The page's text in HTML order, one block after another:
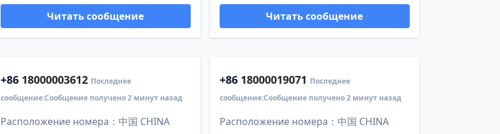
Читать сообщение
Читать сообщение
+86 18000003612 Последнее
сообщение:Сообщение получено 2 минут назад
Расположение номера：中国 CHINA
+86 18000019071 Последнее
сообщение:Сообщение получено 2 минут назад
Расположение номера：中国 CHINA